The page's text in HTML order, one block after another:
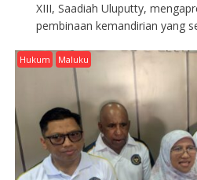
XIII, Saadiah Uluputty,
pembinaan kemandirian yang
Hukum Maluku